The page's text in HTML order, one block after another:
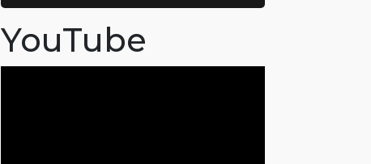
YouTube